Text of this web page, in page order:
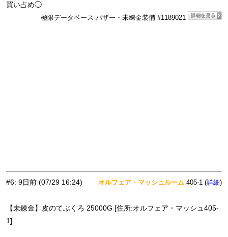
買い占め◯
極限データベース バザー・未練金装備 #1189021
#6: 9日前 (07/29 16:24) オルフェア・マッシュルーム 405-1 (詳細)
【未錬金】皮のてぶくろ 25000G [住所:オルフェア・マッシュ405-
1]